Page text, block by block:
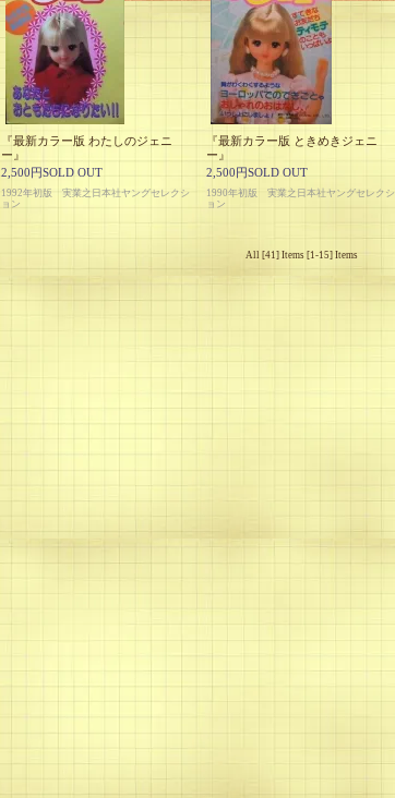
『最新カラー版 わたしのジェニ
ー』
2,500円SOLD OUT
1992年初版 実業之日本社ヤングセレクシ
ョン
『最新カラー版 ときめきジェニ
ー』
2,500円SOLD OUT
1990年初版 実業之日本社ヤングセレクシ
ョン
All [41] Items [1-15] Items